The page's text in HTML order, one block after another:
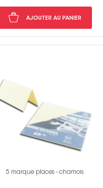
AJOUTER AU PANIER
5 marque places - chamois